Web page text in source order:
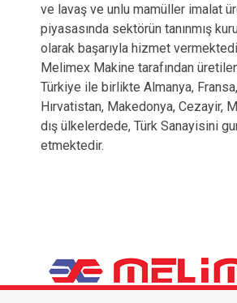
ve lavaş ve unlu mamüller imalat
piyasasında sektörün tanınmış
olarak başarıyla hizmet
Melimex Makine tarafından
Türkiye ile birlikte Almanya,
Hırvatistan, Makedonya, Cezayir,
dış ülkelerdede, Türk Sanayisini
etmektedir.